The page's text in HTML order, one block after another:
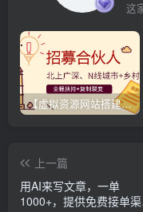
这
【虚拟资源网站搭建服务】加盟本站系统，做一个和本站一样的独立网站，躺赚的项目
上一篇
用AI来写文章，一单
1000+，提供免费接单渠